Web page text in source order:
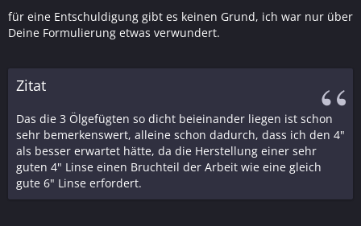
für eine Entschuldigung gibt es keinen Grund, ich war nur über
Deine Formulierung etwas verwundert.
Zitat
Das die 3 Ölgefügten so dicht beieinander liegen ist schon
sehr bemerkenswert, alleine schon dadurch, dass ich den 4"
als besser erwartet hätte, da die Herstellung einer sehr
guten 4" Linse einen Bruchteil der Arbeit wie eine gleich
gute 6" Linse erfordert.